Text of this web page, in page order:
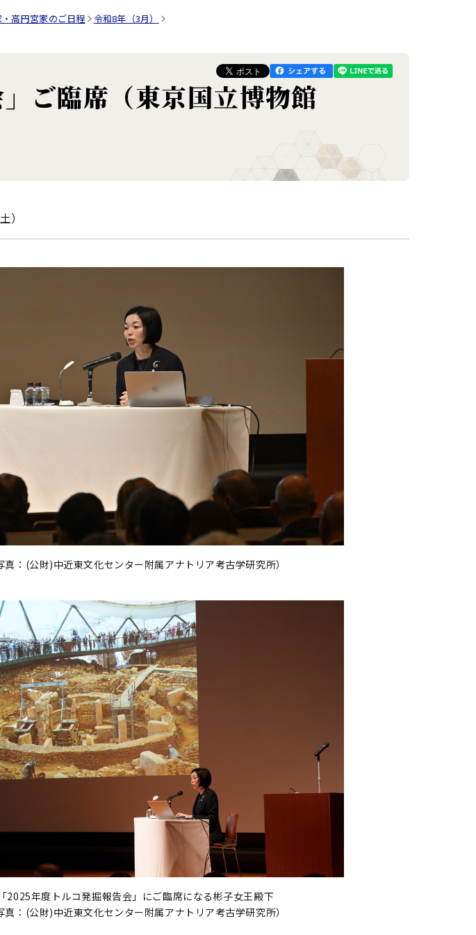
高円宮家のご日程
令和8年（3月）
ご臨席（東京国立博物館
）
真：(公財)中近東文化センター附属アナトリア考古学研究所）
「2025年度トルコ発掘報告会」にご臨席になる彬子女王殿下
真：(公財)中近東文化センター附属アナトリア考古学研究所）